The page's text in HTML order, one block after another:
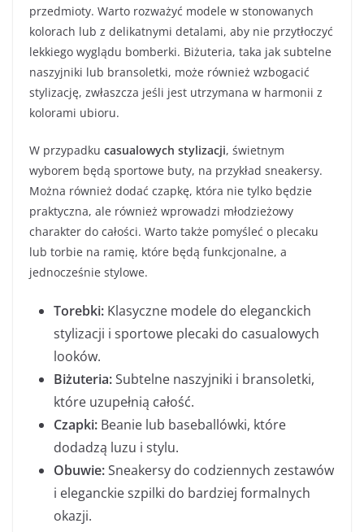
przedmioty. Warto rozważyć modele w stonowanych
kolorach lub z delikatnymi detalami, aby nie przytłoczyć
lekkiego wyglądu bomberki. Biżuteria, taka jak subtelne
naszyjniki lub bransoletki, może również wzbogacić
stylizację, zwłaszcza jeśli jest utrzymana w harmonii z
kolorami ubioru.
W przypadku casualowych stylizacji, świetnym
wyborem będą sportowe buty, na przykład sneakersy.
Można również dodać czapkę, która nie tylko będzie
praktyczna, ale również wprowadzi młodzieżowy
charakter do całości. Warto także pomyśleć o plecaku
lub torbie na ramię, które będą funkcjonalne, a
jednocześnie stylowe.
Torebki: Klasyczne modele do eleganckich
stylizacji i sportowe plecaki do casualowych
looków.
Biżuteria:Subtelne naszyjniki i bransoletki,
które uzupełnią całość.
Czapki: Beanie lub baseballówki, które
dodadzą luzu i stylu.
Obuwie:Sneakersy do codziennych zestawów
i eleganckie szpilki do bardziej formalnych
okazji.